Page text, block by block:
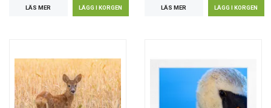
LÄS MER LÄS MER